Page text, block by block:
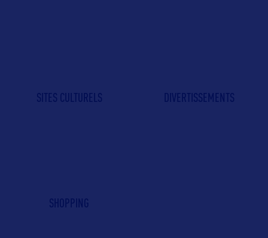
SITES CULTURELS DIVERTISSEMENTS
SHOPPING